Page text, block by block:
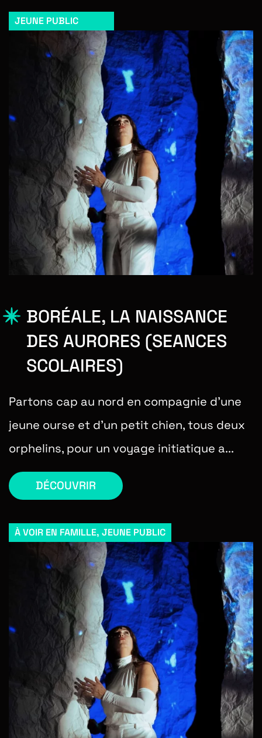
JEUNE PUBLIC
BORÉALE, LA NAISSANCE
DES AURORES (SEANCES
SCOLAIRES)
Partons cap au nord en compagnie d’une
jeune ourse et d’un petit chien, tous deux
orphelins, pour un voyage initiatique a...
DÉCOUVRIR
À VOIR EN FAMILLE, JEUNE PUBLIC